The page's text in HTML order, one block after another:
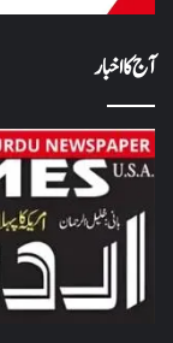
آج کا اخبار